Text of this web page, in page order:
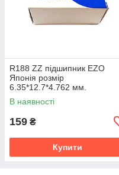
R188 ZZ підшипник EZO
Японія розмір
6.35*12.7*4.762 мм.
В наявності
159 ₴
Купити